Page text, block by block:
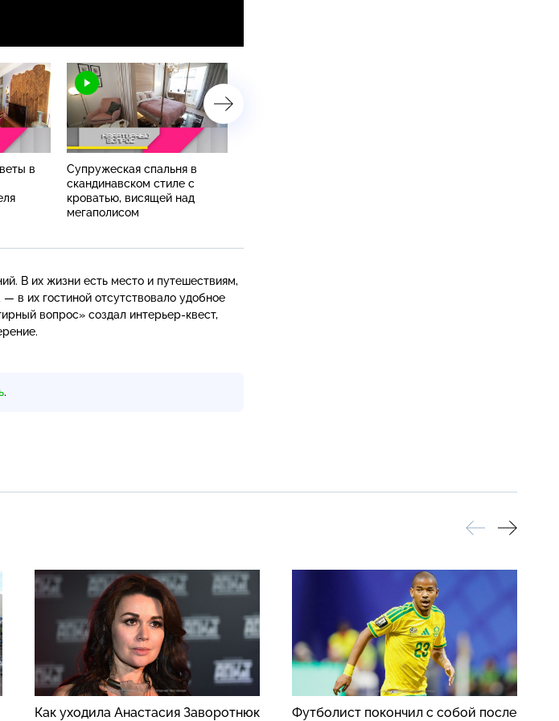
в
Супружеская спальня в
скандинавском стиле с
кроватью, висящей над
мегаполисом
В их жизни есть место и путешествиям,
в их гостиной отсутствовало удобное
вопрос» создал интерьер-квест,
.
Как уходила Анастасия Заворотнюк
Футболист покончил с собой после